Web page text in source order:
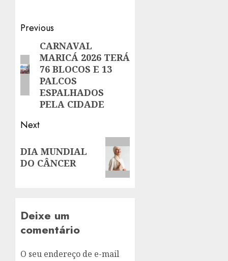
Post
navigation
Previous
Previous
post:
CARNAVAL
MARICÁ 2026 TERÁ
76 BLOCOS E 13
PALCOS
ESPALHADOS
PELA CIDADE
Next
post:
DIA MUNDIAL
DO CÂNCER
Deixe um
comentário
O seu endereço de e-mail